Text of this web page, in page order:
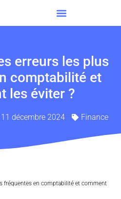
erreurs les plus
comptabilité et
les éviter ?
11 décembre 2024 Finance
fréquentes en comptabilité et comment